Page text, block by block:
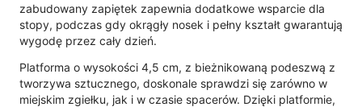
zabudowany zapiętek zapewnia dodatkowe wsparcie dla
stopy, podczas gdy okrągły nosek i pełny kształt gwarantują
wygodę przez cały dzień.
Platforma o wysokości 4,5 cm, z bieżnikowaną podeszwą z
tworzywa sztucznego, doskonale sprawdzi się zarówno w
miejskim zgiełku, jak i w czasie spacerów. Dzięki platformie,